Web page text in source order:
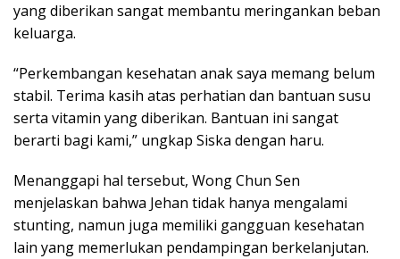
yang diberikan sangat membantu meringankan beban
keluarga.
“Perkembangan kesehatan anak saya memang belum
stabil. Terima kasih atas perhatian dan bantuan susu
serta vitamin yang diberikan. Bantuan ini sangat
berarti bagi kami,” ungkap Siska dengan haru.
Menanggapi hal tersebut, Wong Chun Sen
menjelaskan bahwa Jehan tidak hanya mengalami
stunting, namun juga memiliki gangguan kesehatan
lain yang memerlukan pendampingan berkelanjutan.